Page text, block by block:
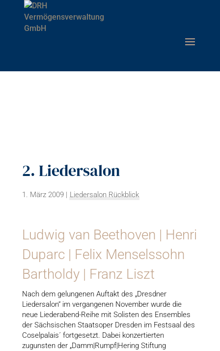
2. Liedersalon
1. März 2009| Liedersalon Rückblick
Ludwig van Beethoven | Henri
Duparc | Felix Menselssohn
Bartholdy | Franz Liszt
Nach dem gelungenen Auftakt des „Dresdner
Liedersalon“ im vergangenen November wurde die
neue Liederabend-Reihe mit Solisten des Ensembles
der Sächsischen Staatsoper Dresden im Festsaal des
Coselpalais´ fortgesetzt. Dabei konzertierten
zugunsten der „Damm|Rumpf|Hering Stiftung